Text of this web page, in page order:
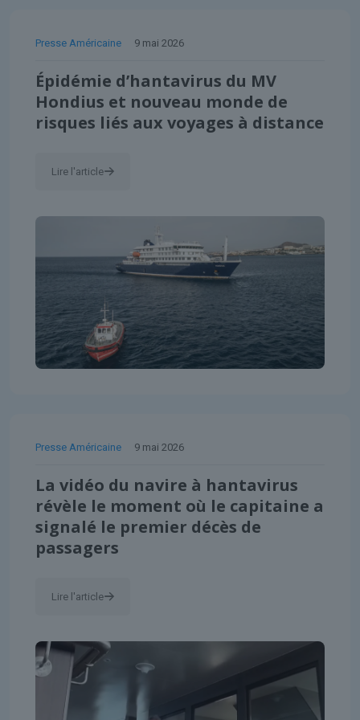
Presse Américaine 9 mai 2026
Épidémie d’hantavirus du MV
Hondius et nouveau monde de
risques liés aux voyages à distance
Lire l'article
Presse Américaine 9 mai 2026
La vidéo du navire à hantavirus
révèle le moment où le capitaine a
signalé le premier décès de
passagers
Lire l'article